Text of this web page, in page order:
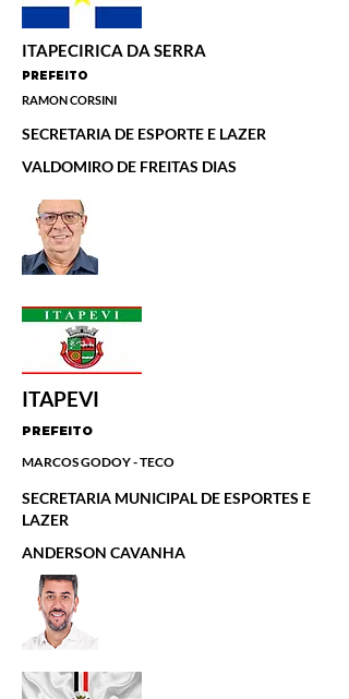
ITAPECIRICA DA SERRA
PREFEITO
RAMON CORSINI
SECRETARIA DE ESPORTE E LAZER
VALDOMIRO DE FREITAS DIAS
ITAPEVI
PREFEITO
MARCOS GODOY - TECO
SECRETARIA MUNICIPAL DE ESPORTES E
LAZER
ANDERSON CAVANHA